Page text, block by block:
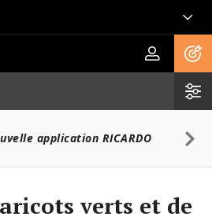
application RICARDO
verts et de